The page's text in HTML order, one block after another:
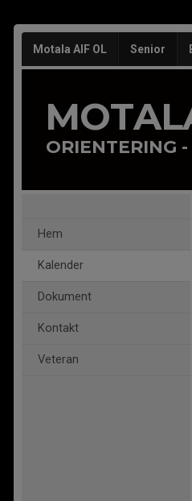
Motala AIF OL Senior
ORIENTERING
Hem
Kalender
Dokument
Kontakt
Veteran